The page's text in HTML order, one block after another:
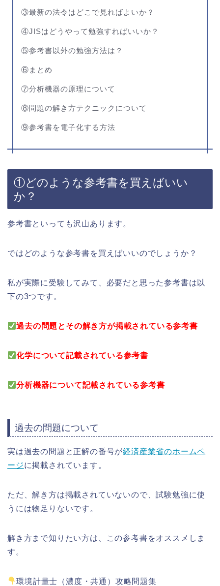
③最新の法令はどこで見ればよいか？
④JISはどうやって勉強すればいいか？
⑤参考書以外の勉強方法は？
⑥まとめ
⑦分析機器の原理について
⑧問題の解き方テクニックについて
⑨参考書を電子化する方法
①どのような参考書を買えばいい
か？
参考書といっても沢山あります。
ではどのような参考書を買えばいいのでしょうか？
私が実際に受験してみて、必要だと思った参考書は以
下の3つです。
過去の問題とその解き方が掲載されている参考書
化学について記載されている参考書
分析機器について記載されている参考書
過去の問題について
実は過去の問題と正解の番号が経済産業省のホームペ
ージに掲載されています。
ただ、解き方は掲載されていないので、試験勉強に使
うには物足りないです。
解き方まで知りたい方は、この参考書をオススメしま
す。
環境計量士（濃度・共通）攻略問題集